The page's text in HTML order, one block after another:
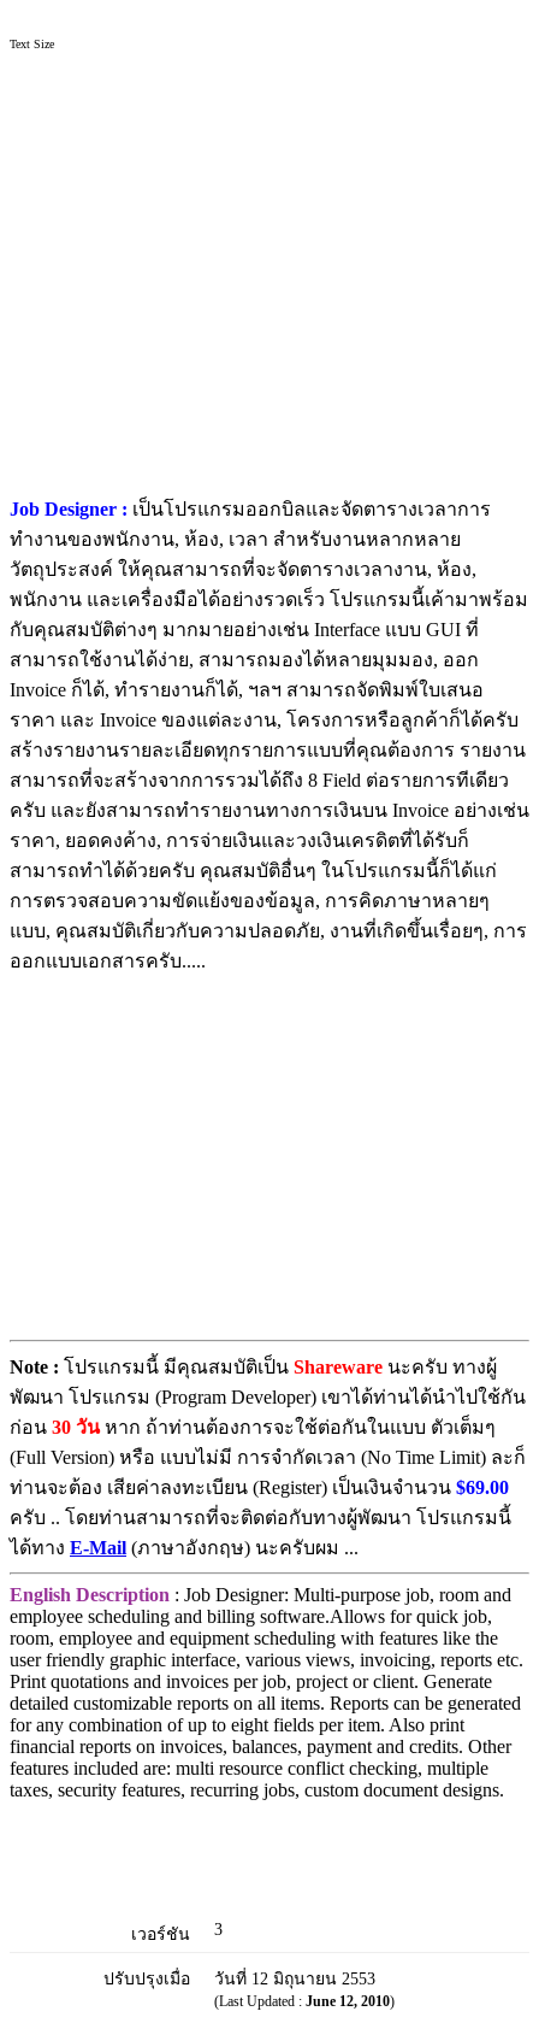
Text Size
Job Designer : เป็นโปรแกรมออกบิลและจัดตารางเวลาการ
ทำงานของพนักงาน, ห้อง, เวลา สำหรับงานหลากหลาย
วัตถุประสงค์ ให้คุณสามารถที่จะจัดตารางเวลางาน, ห้อง,
พนักงาน และเครื่องมือได้อย่างรวดเร็ว โปรแกรมนี้เค้ามาพร้อม
กับคุณสมบัติต่างๆ มากมายอย่างเช่น Interface แบบ GUI ที่
สามารถใช้งานได้ง่าย, สามารถมองได้หลายมุมมอง, ออก
Invoice ก็ได้, ทำรายงานก็ได้, ฯลฯ สามารถจัดพิมพ์ใบเสนอ
ราคา และ Invoice ของแต่ละงาน, โครงการหรือลูกค้าก็ได้ครับ
สร้างรายงานรายละเอียดทุกรายการแบบที่คุณต้องการ รายงาน
สามารถที่จะสร้างจากการรวมได้ถึง 8 Field ต่อรายการทีเดียว
ครับ และยังสามารถทำรายงานทางการเงินบน Invoice อย่างเช่น
ราคา, ยอดคงค้าง, การจ่ายเงินและวงเงินเครดิตที่ได้รับก็
สามารถทำได้ด้วยครับ คุณสมบัติอื่นๆ ในโปรแกรมนี้ก็ได้แก่
การตรวจสอบความขัดแย้งของข้อมูล, การคิดภาษาหลายๆ
แบบ, คุณสมบัติเกี่ยวกับความปลอดภัย, งานที่เกิดขึ้นเรื่อยๆ, การ
ออกแบบเอกสารครับ.....
Note : โปรแกรมนี้ มีคุณสมบัติเป็น Shareware นะครับ ทางผู้
พัฒนา โปรแกรม (Program Developer) เขาได้ท่านได้นำไปใช้กัน
ก่อน 30 วันหาก ถ้าท่านต้องการจะใช้ต่อกันในแบบ ตัวเต็มๆ
(Full Version) หรือ แบบไม่มี การจำกัดเวลา (No Time Limit) ละก็
ท่านจะต้อง เสียค่าลงทะเบียน (Register) เป็นเงินจำนวน $69.00
ครับ .. โดยท่านสามารถที่จะติดต่อกับทางผู้พัฒนา โปรแกรมนี้
ได้ทาง E-Mail (ภาษาอังกฤษ) นะครับผม ...
English Description : Job Designer: Multi-purpose job, room and
employee scheduling and billing software.Allows for quick job,
room, employee and equipment scheduling with features like the
user friendly graphic interface, various views, invoicing, reports etc.
Print quotations and invoices per job, project or client. Generate
detailed customizable reports on all items. Reports can be generated
for any combination of up to eight fields per item. Also print
financial reports on invoices, balances, payment and credits. Other
features included are: multi resource conflict checking, multiple
taxes, security features, recurring jobs, custom document designs.
เวอร์ชัน 3
ปรับปรุงเมื่อ วันที่ 12 มิถุนายน 2553
(Last Updated : June 12, 2010)